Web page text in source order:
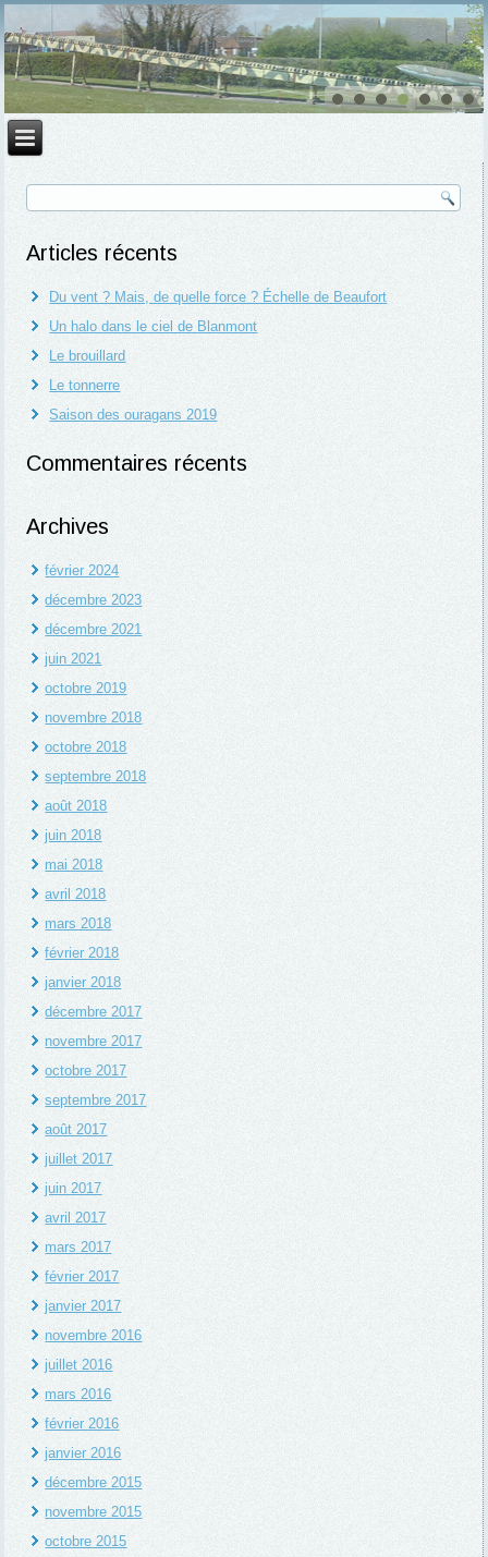
Articles récents
Du vent ? Mais, de quelle force ? Échelle de Beaufort
Un halo dans le ciel de Blanmont
Le brouillard
Le tonnerre
Saison des ouragans 2019
Commentaires récents
Archives
février 2024
décembre 2023
décembre 2021
juin 2021
octobre 2019
novembre 2018
octobre 2018
septembre 2018
août 2018
juin 2018
mai 2018
avril 2018
mars 2018
février 2018
janvier 2018
décembre 2017
novembre 2017
octobre 2017
septembre 2017
août 2017
juillet 2017
juin 2017
avril 2017
mars 2017
février 2017
janvier 2017
novembre 2016
juillet 2016
mars 2016
février 2016
janvier 2016
décembre 2015
novembre 2015
octobre 2015